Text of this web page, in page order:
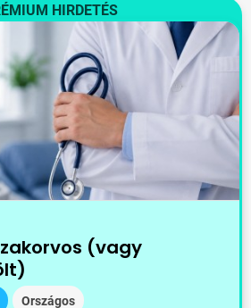
HIRDETÉS
(vagy
Országos